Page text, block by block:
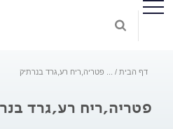
דף הבית פטריה,ריח רע,גרד בנרתיק
פטריה,ריח רע,גרד